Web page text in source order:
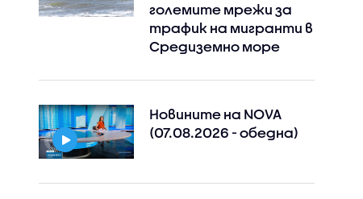
големите мрежи за
трафик на мигранти в
Средиземно море
Новините на NOVA
(07.08.2026 - обедна)